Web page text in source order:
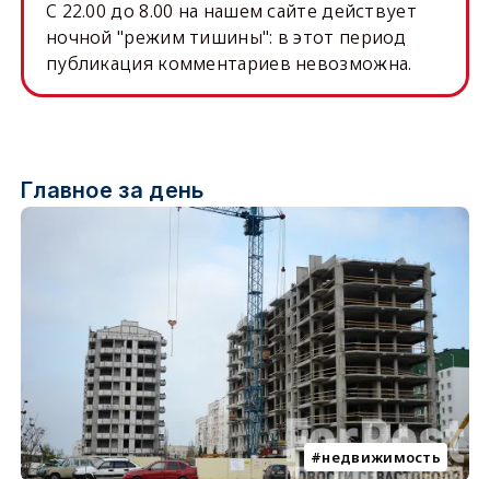
C 22.00 до 8.00 на нашем сайте действует
ночной "режим тишины": в этот период
публикация комментариев невозможна.
Главное за день
недвижимость